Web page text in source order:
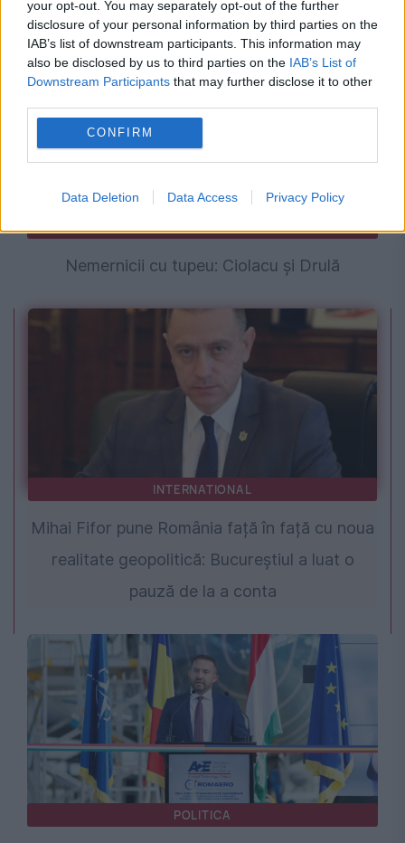
your opt-out. You may separately opt-out of the further
disclosure of your personal information by third parties on the
IAB’s list of downstream participants. This information may
also be disclosed by us to third parties on the IAB’s List of
Downstream Participants that may further disclose it to other
CONFIRM
Data Deletion Data Access Privacy Policy
OPINII
Nemernicii cu tupeu: Ciolacu și Drulă
INTERNATIONAL
Mihai Fifor pune România față în față cu noua
realitate geopolitică: Bucureștiul a luat o
pauză de la a conta
POLITICA